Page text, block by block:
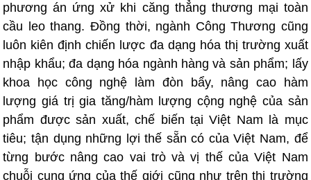
phương án ứng xử khi căng thẳng thương mại toàn
cầu leo thang. Đồng thời, ngành Công Thương cũng
luôn kiên định chiến lược đa dạng hóa thị trường xuất
nhập khẩu; đa dạng hóa ngành hàng và sản phẩm; lấy
khoa học công nghệ làm đòn bẩy, nâng cao hàm
lượng giá trị gia tăng/hàm lượng cộng nghệ của sản
phẩm được sản xuất, chế biến tại Việt Nam là mục
tiêu; tận dụng những lợi thế sẵn có của Việt Nam, để
từng bước nâng cao vai trò và vị thế của Việt Nam
chuỗi cung ứng của thế giới cũng như trên thị trường